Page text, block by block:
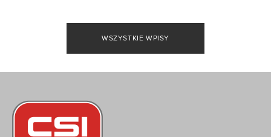
WSZYSTKIE WPISY